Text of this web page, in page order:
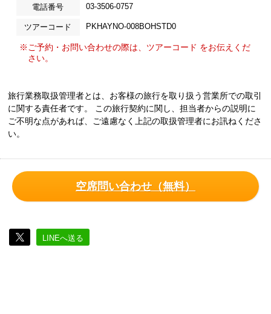
電話番号 03-3506-0757
ツアーコード PKHAYNO-008BOHSTD0
※ご予約・お問い合わせの際は、ツアーコード をお伝えくだ
さい。
旅行業務取扱管理者とは、お客様の旅行を取り扱う営業所での取引
に関する責任者です。 この旅行契約に関し、担当者からの説明に
ご不明な点があれば、ご遠慮なく上記の取扱管理者にお訊ねくださ
い。
空席問い合わせ（無料）
LINEへ送る